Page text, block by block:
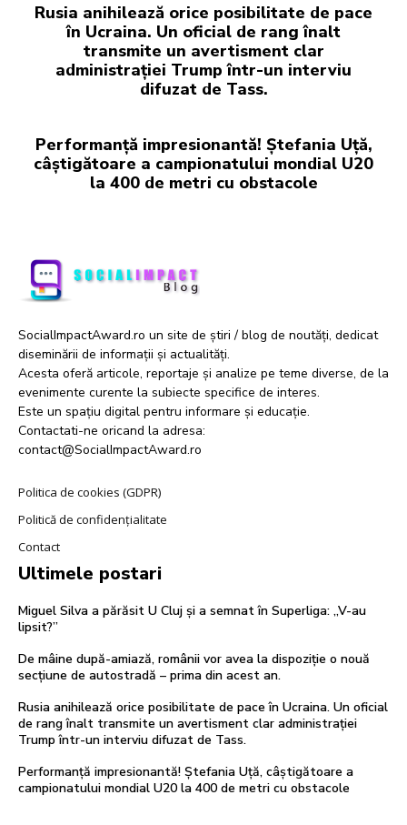
Rusia anihilează orice posibilitate de pace
în Ucraina. Un oficial de rang înalt
transmite un avertisment clar
administrației Trump într-un interviu
difuzat de Tass.
Performanță impresionantă! Ștefania Uță,
câștigătoare a campionatului mondial U20
la 400 de metri cu obstacole
SocialImpactAward.ro un site de știri / blog de noutăți, dedicat
diseminării de informații și actualități.
Acesta oferă articole, reportaje și analize pe teme diverse, de la
evenimente curente la subiecte specifice de interes.
Este un spațiu digital pentru informare și educație.
Contactati-ne oricand la adresa:
contact@SocialImpactAward.ro
Politica de cookies (GDPR)
Politică de confidențialitate
Contact
Ultimele postari
Miguel Silva a părăsit U Cluj și a semnat în Superliga: „V-au
lipsit?”
De mâine după-amiază, românii vor avea la dispoziție o nouă
secțiune de autostradă – prima din acest an.
Rusia anihilează orice posibilitate de pace în Ucraina. Un oficial
de rang înalt transmite un avertisment clar administrației
Trump într-un interviu difuzat de Tass.
Performanță impresionantă! Ștefania Uță, câștigătoare a
campionatului mondial U20 la 400 de metri cu obstacole